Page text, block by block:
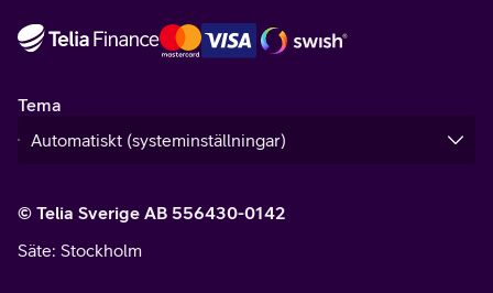
Tema
© Telia Sverige AB 556430-0142
Säte: Stockholm